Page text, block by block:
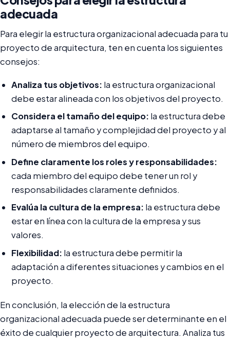
adecuada
Para elegir la estructura organizacional adecuada para tu
proyecto de arquitectura, ten en cuenta los siguientes
consejos:
Analiza tus objetivos: la estructura organizacional
debe estar alineada con los objetivos del proyecto.
Considera el tamaño del equipo: la estructura debe
adaptarse al tamaño y complejidad del proyecto y al
número de miembros del equipo.
Define claramente los roles y responsabilidades:
cada miembro del equipo debe tener un rol y
responsabilidades claramente definidos.
Evalúa la cultura de la empresa: la estructura debe
estar en línea con la cultura de la empresa y sus
valores.
Flexibilidad: la estructura debe permitir la
adaptación a diferentes situaciones y cambios en el
proyecto.
En conclusión, la elección de la estructura
organizacional adecuada puede ser determinante en el
éxito de cualquier proyecto de arquitectura. Analiza tus